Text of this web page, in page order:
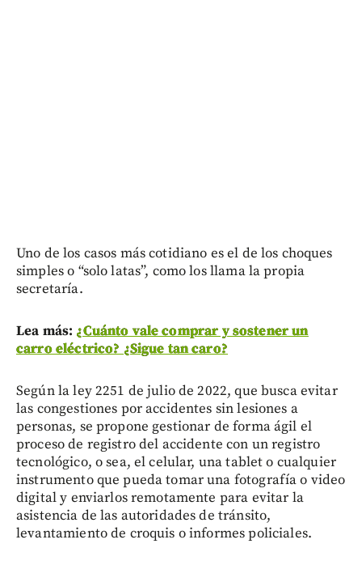
Uno de los casos más cotidiano es el de los choques
simples o “solo latas”, como los llama la propia
secretaría.
Lea más: ¿Cuánto vale comprar y sostener un
carro eléctrico? ¿Sigue tan caro?
Según la ley 2251 de julio de 2022, que busca evitar
las congestiones por accidentes sin lesiones a
personas, se propone gestionar de forma ágil el
proceso de registro del accidente con un registro
tecnológico, o sea, el celular, una tablet o cualquier
instrumento que pueda tomar una fotografía o video
digital y enviarlos remotamente para evitar la
asistencia de las autoridades de tránsito,
levantamiento de croquis o informes policiales.